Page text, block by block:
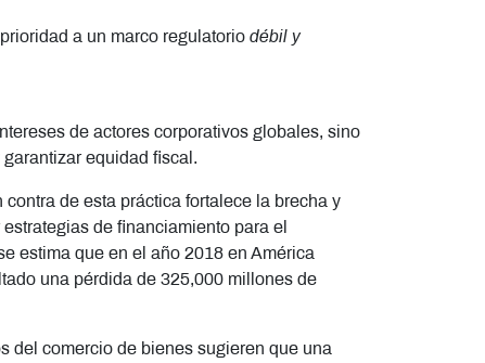
a un marco regulatorio débil y
de actores corporativos globales, sino
equidad fiscal.
de esta práctica fortalece la brecha y
de financiamiento para el
estima que en el año 2018 en América
una pérdida de 325,000 millones de
del comercio de bienes sugieren que una